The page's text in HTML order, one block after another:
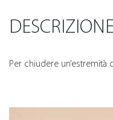
Per chiudere